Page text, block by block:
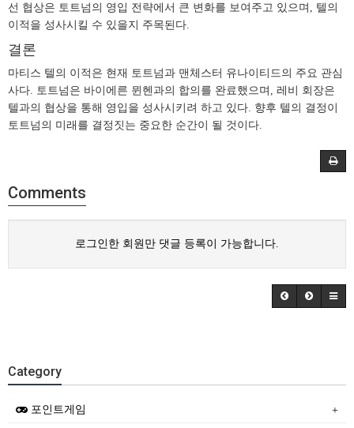
선 협상은 토트넘의 영입 전략에서 큰 변화를 보여주고 있으며, 텔의
이적을 성사시킬 수 있을지 주목된다.
결론
마티스 텔의 이적은 현재 토트넘과 맨체스터 유나이티드의 주요 관심
사다. 토트넘은 바이에른 뮌헨과의 합의를 완료했으며, 레비 회장은
텔과의 협상을 통해 영입을 성사시키려 하고 있다. 향후 텔의 결정이
토트넘의 미래를 결정짓는 중요한 순간이 될 것이다.
Comments
로그인한 회원만 댓글 등록이 가능합니다.
Category
포인트게임